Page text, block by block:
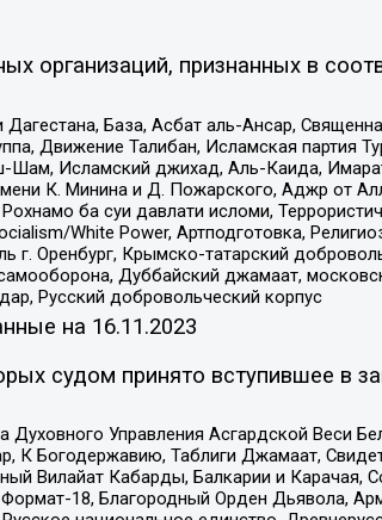
организаций, признанных в
База, Асбат аль-Ансар,
Движение Талибан, Исламская партия
Исламский джихад, Аль-Каида,
К. Минина и Д. Пожарского, Аджр от
ба суи давлати исломи,
White Power, Артподготовка,
г. Оренбург, Крымско-татарский
Дуббайский джамаат,
Русский добровольческий корпус
на 16.11.2023
судом принято вступившее в
Управления Асгардской Веси
К Богодержавию, Таблиги Джамаат,
Вилайат Кабарды, Балкарии и Карачая,
18, Благородный Орден Дьявола,